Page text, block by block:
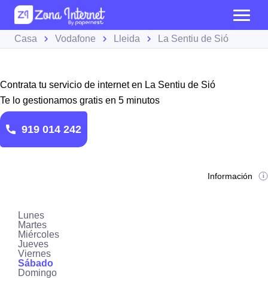
Casa Vodafone Lleida La Sentiu de Sió
Contrata tu servicio de internet en La Sentiu de Sió
Te lo gestionamos gratis en 5 minutos
919 014 242
Información
Lunes
Martes
Miércoles
Jueves
Viernes
Sábado
Domingo